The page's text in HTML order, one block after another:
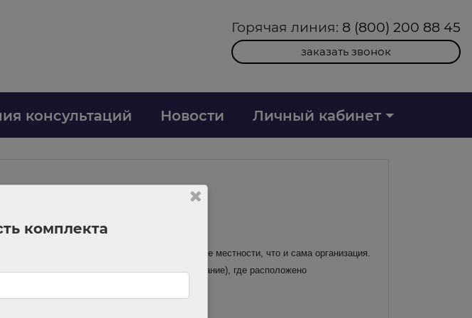
Горячая линия: 8 (800) 200 88 45
заказать звонок
консультаций Новости Личный кабинет
считает Роструд
которое находится не в той же местности, что и сама организация.
населенный пункт (муниципальное образование), где расположено
комплекта